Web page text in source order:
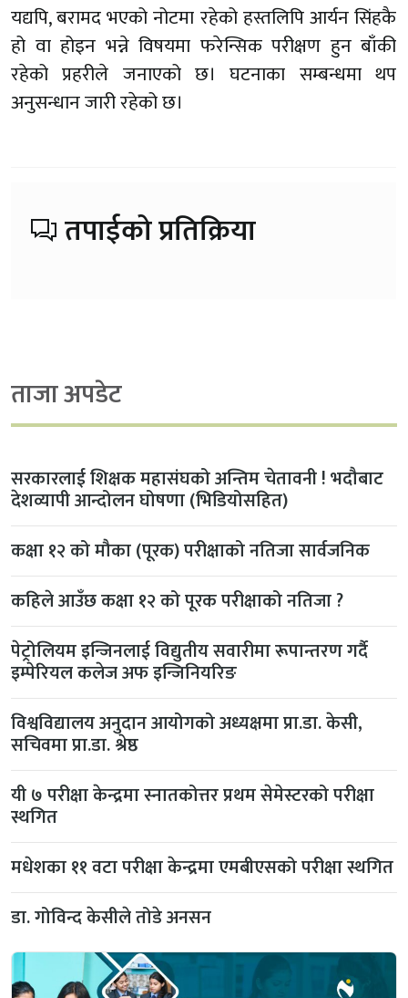
यद्यपि, बरामद भएको नोटमा रहेको हस्तलिपि आर्यन सिंहकै
हो वा होइन भन्ने विषयमा फरेन्सिक परीक्षण हुन बाँकी
रहेको प्रहरीले जनाएको छ। घटनाका सम्बन्धमा थप
अनुसन्धान जारी रहेको छ।
तपाईको प्रतिक्रिया
ताजा अपडेट
सरकारलाई शिक्षक महासंघको अन्तिम चेतावनी ! भदौबाट
देशव्यापी आन्दोलन घोषणा (भिडियोसहित)
कक्षा १२ को मौका (पूरक) परीक्षाको नतिजा सार्वजनिक
कहिले आउँछ कक्षा १२ को पूरक परीक्षाको नतिजा ?
पेट्रोलियम इन्जिनलाई विद्युतीय सवारीमा रूपान्तरण गर्दै
इम्पेरियल कलेज अफ इन्जिनियरिङ
विश्वविद्यालय अनुदान आयोगको अध्यक्षमा प्रा.डा. केसी,
सचिवमा प्रा.डा. श्रेष्ठ
यी ७ परीक्षा केन्द्रमा स्नातकोत्तर प्रथम सेमेस्टरको परीक्षा
स्थगित
मधेशका ११ वटा परीक्षा केन्द्रमा एमबीएसको परीक्षा स्थगित
डा. गोविन्द केसीले तोडे अनसन